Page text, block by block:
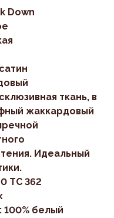
Down
ткань, в
жаккардовый
Идеальный
TC 362
100% белый